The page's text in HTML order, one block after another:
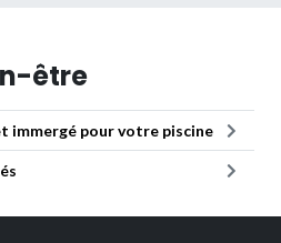
être
immergé pour votre piscine